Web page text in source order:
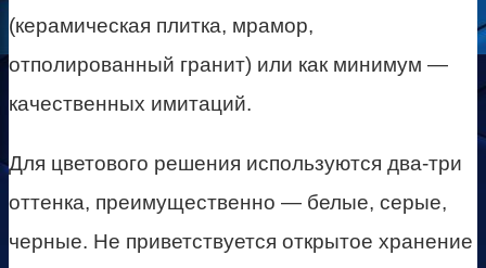
(керамическая плитка, мрамор,
отполированный гранит) или как минимум —
качественных имитаций.
Для цветового решения используются два-три
оттенка, преимущественно — белые, серые,
черные. Не приветствуется открытое хранение